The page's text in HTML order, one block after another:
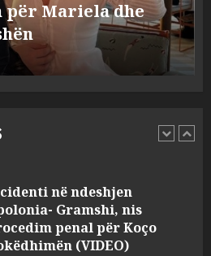
PERSONAT që e
MARCH 25, 2025
e UKT akuzon
të pajustifikuar
në ndeshjen
Gramshi, nis
penal për Koço
(VIDEO)